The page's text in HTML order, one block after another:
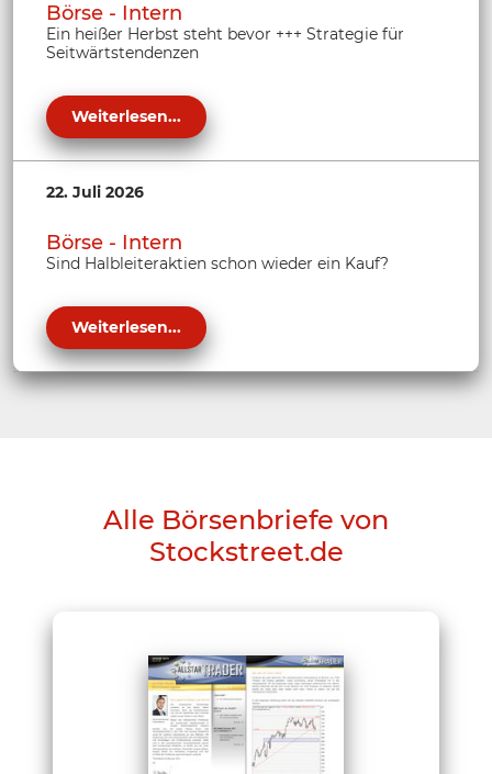
Börse - Intern
Ein heißer Herbst steht bevor +++ Strategie für
Seitwärtstendenzen
Weiterlesen...
22. Juli 2026
Börse - Intern
Sind Halbleiteraktien schon wieder ein Kauf?
Weiterlesen...
Alle Börsenbriefe von
Stockstreet.de